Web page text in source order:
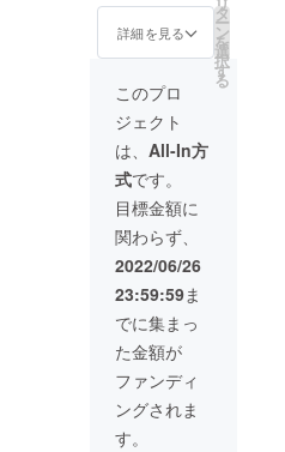
イト。
ランタ
量は3段
階調整
を繰り
返す
SOSラ
イト機
能つ
き。
キャン
プ・ア
ア・夜
釣り・
車内
泊・自
転車・
防災対
策に
【2個
セッ
ト】 (同
ラシに
日本語
取扱説
明ペー
ジQR
コード
をご用
意) マッ
ト空気
抜き・
空気入
れ・ラ
ンタン
がひと
つに
なった
小型軽
量3 in
詳細を見る
タ
ー
ン
を
選
択
す
る
このプロ
ジェクト
は、 All-In方
式です。
目標金額に
関わらず、
2022/06/26
23:59:59ま
でに集まっ
た金額が
ファンディ
ングされま
す。